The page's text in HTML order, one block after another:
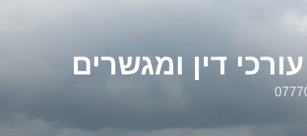
דין ומגשרים